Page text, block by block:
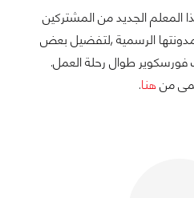
المعلم الجديد من المشتركين
الرسمية ,لتفضيل بعض
طوال رحلة العمل.
منهنا.